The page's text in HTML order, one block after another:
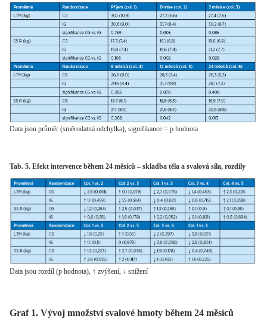
Data jsou průměr (směrodatná odchylka), signifikance = p hodnota
Tab. 5. Efekt intervence během 24 měsíců – skladba těla a svalová síla, rozdíly
Data jsou rozdíl (p hodnota), ↑ zvýšení, ↓ snížení
Graf 1. Vývoj množství svalové hmoty během 24 měsíců